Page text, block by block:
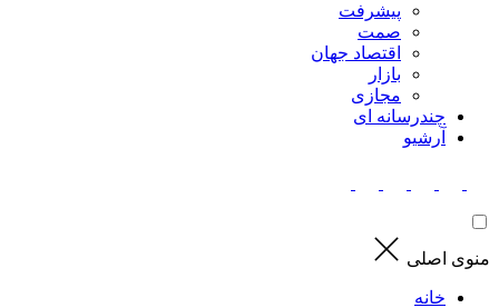
پیشرفت
صمت
اقتصاد جهان
بازار
مجازی
چندرسانه ای
آرشیو
منوی اصلی
خانه